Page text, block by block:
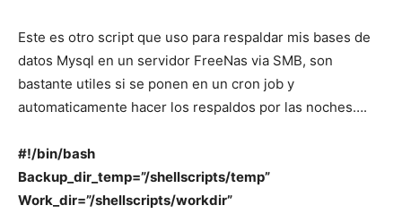
Este es otro script que uso para respaldar mis bases de
datos Mysql en un servidor FreeNas via SMB, son
bastante utiles si se ponen en un cron job y
automaticamente hacer los respaldos por las noches….
#!/bin/bash
Backup_dir_temp=”/shellscripts/temp”
Work_dir=”/shellscripts/workdir”